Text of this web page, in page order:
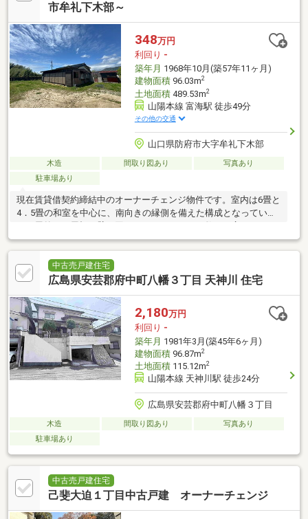
市牟礼下木部～
348万円
利回り -
築年月 1968年10月(築57年11ヶ月)
建物面積96.03m2
土地面積489.53m2
山陽本線 富海駅 徒歩49分
その他の交通
山口県防府市大字牟礼下木部
木造 間取り図あり
写真あり
駐車場あり
現在賃貸借契約締結中のオーナーチェンジ物件です。室内は6畳と
4．5畳の和室を中心に、南向きの縁側を備えた構成となっていま
クヤードを完備してお
中古売戸建住宅
広島県安芸郡府中町八幡３丁目 天神川 住宅
2,180万円
利回り -
築年月 1981年3月(築45年6ヶ月)
建物面積96.87m2
土地面積115.12m2
山陽本線 天神川駅 徒歩24分
広島県安芸郡府中町八幡３丁目
木造 間取り図あり
写真あり
駐車場あり
中古売戸建住宅
己斐大迫１丁目中古戸建 オーナーチェンジ